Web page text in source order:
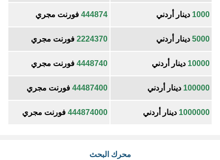
1000 دينار أردني 444874 فورنت مجري
5000 دينار أردني 2224370 فورنت مجري
10000 دينار أردني 4448740 فورنت مجري
100000 دينار أردني 44487400 فورنت مجري
1000000 دينار أردني 444874000 فورنت مجري
محرك البحث